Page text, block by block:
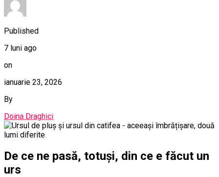
Published
7 luni ago
on
ianuarie 23, 2026
By
Doina Draghici
De ce ne pasă, totuși, din ce e făcut un
urs